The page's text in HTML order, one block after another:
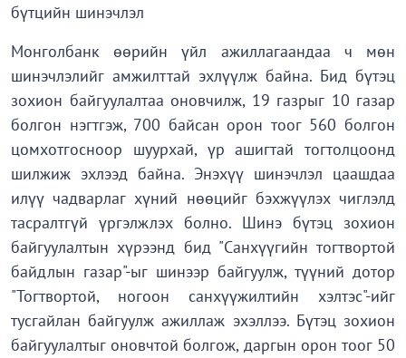
бүтцийн шинэчлэл
Монголбанк өөрийн үйл ажиллагаандаа ч мөн
шинэчлэлийг амжилттай эхлүүлж байна. Бид бүтэц
зохион байгуулалтаа оновчилж, 19 газрыг 10 газар
болгон нэгтгэж, 700 байсан орон тоог 560 болгон
цомхотгосноор шуурхай, үр ашигтай тогтолцоонд
шилжиж эхлээд байна. Энэхүү шинэчлэл цаашдаа
илүү чадварлаг хүний нөөцийг бэхжүүлэх чиглэлд
тасралтгүй үргэлжлэх болно. Шинэ бүтэц зохион
байгуулалтын хүрээнд бид "Санхүүгийн тогтвортой
байдлын газар"-ыг шинээр байгуулж, түүний дотор
"Тогтвортой, ногоон санхүүжилтийн хэлтэс"-ийг
тусгайлан байгуулж ажиллаж эхэллээ. Бүтэц зохион
байгуулалтыг оновчтой болгож, даргын орон тоог 50